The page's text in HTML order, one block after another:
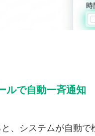
ルで自動一斉通知
、システムが自動